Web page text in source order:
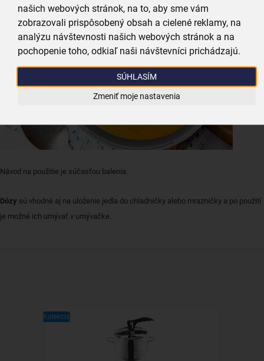
našich webových stránok, na to, aby sme vám
zobrazovali prispôsobený obsah a cielené reklamy, na
analýzu návštevnosti našich webových stránok a na
pochopenie toho, odkiaľ naši návštevníci prichádzajú.
SÚHLASÍM
Zmeniť moje nastavenia
Návod na použitie je súčasťou balenia.
Dózy sú vhodné aj na uloženie jedla do chladničky alebo mrazničky a po použití
je možné ich umývať v umývačke.
Kolekcia